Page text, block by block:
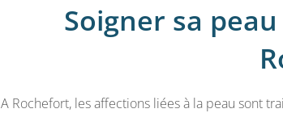
Soigner sa
A Rochefort, les affections liées à la peau sont